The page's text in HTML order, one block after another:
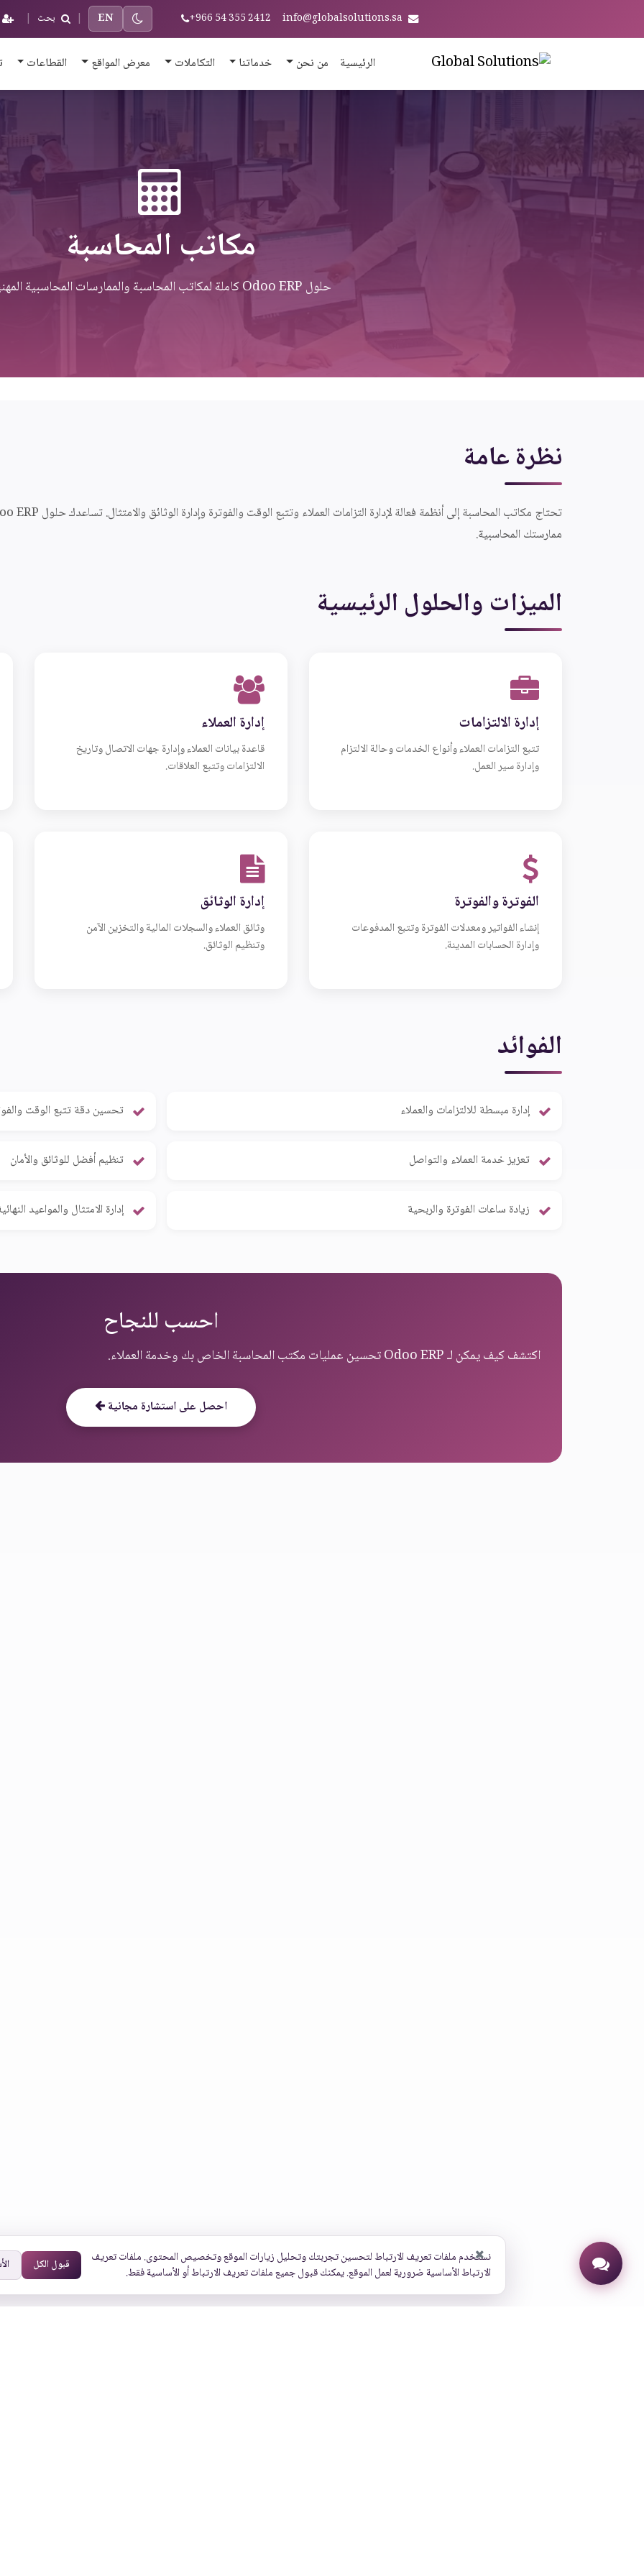
info@globalsolutions.sa
+966 54 355 2412
EN
| بحث |
الرئيسية من نحن خدماتنا التكاملات معرض المواقع القطاعات
مكاتب المحاسبة
حلول Odoo ERP كاملة لمكاتب المحاسبة والممارسات المحاسبية المهنية
نظرة عامة
ممارستك المحاسبية.
الميزات والحلول الرئيسية
إدارة الالتزامات
تتبع التزامات العملاء وأنواع الخدمات وحالة الالتزام
وإدارة سير العمل.
إدارة العملاء
قاعدة بيانات العملاء وإدارة جهات الاتصال وتاريخ
الالتزامات وتتبع العلاقات.
الفوترة والفوترة
إنشاء الفواتير ومعدلات الفوترة وتتبع المدفوعات
وإدارة الحسابات المدينة.
إدارة الوثائق
وثائق العملاء والسجلات المالية والتخزين الآمن
وتنظيم الوثائق.
الفوائد
إدارة مبسطة للالتزامات والعملاء تحسين دقة تتبع الوقت
تعزيز خدمة العملاء والتواصل تنظيم أفضل للوثائق والأمان
زيادة ساعات الفوترة والربحية إدارة الامتثال والمواعيد
احسب للنجاح
اكتشف كيف يمكن لـ Odoo ERP تحسين عمليات مكتب المحاسبة الخاص بك وخدمة العملاء.
احصل على استشارة مجانية
نستخدم ملفات تعريف الارتباط لتحسين تجربتك وتحليل زيارات الموقع وتخصيص المحتوى. ملفات تعريف
الارتباط الأساسية ضرورية لعمل الموقع. يمكنك قبول جميع ملفات تعريف الارتباط أو الأساسية فقط.
قبول الكل